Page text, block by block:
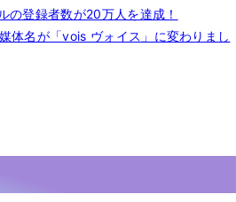
登録者数が20万人を達成！
名が「vois ヴォイス」に変わりまし